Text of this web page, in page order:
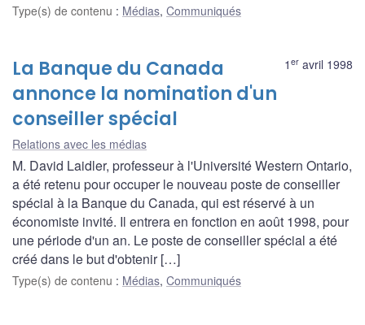
Type(s) de contenu : Médias, Communiqués
1 er avril 1998
La Banque du Canada
annonce la nomination d'un
conseiller spécial
Relations avec les médias
M. David Laidler, professeur à l'Université Western Ontario,
a été retenu pour occuper le nouveau poste de conseiller
spécial à la Banque du Canada, qui est réservé à un
économiste invité. Il entrera en fonction en août 1998, pour
une période d'un an. Le poste de conseiller spécial a été
créé dans le but d'obtenir […]
Type(s) de contenu : Médias, Communiqués